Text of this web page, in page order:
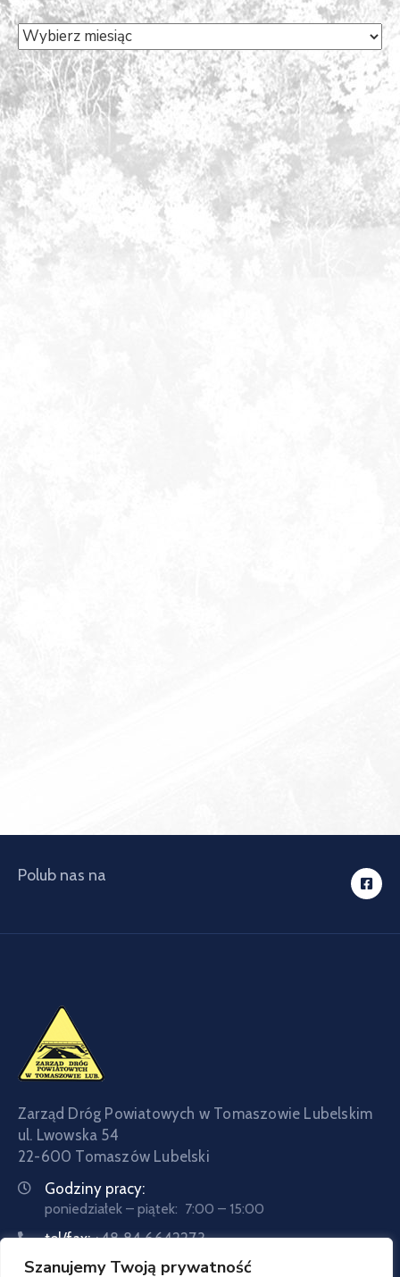
Szanujemy Twoją prywatność
Polub nas na
Zarząd Dróg Powiatowych w Tomaszowie Lubelskim
ul. Lwowska 54
22-600 Tomaszów Lubelski
Godziny pracy:
poniedziałek – piątek: 7:00 – 15:00
tel/fax:+48 84 6642273
tel:+48 84 6642057